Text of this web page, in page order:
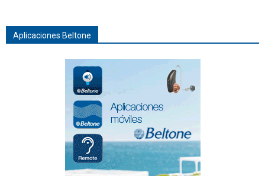
Aplicaciones Beltone